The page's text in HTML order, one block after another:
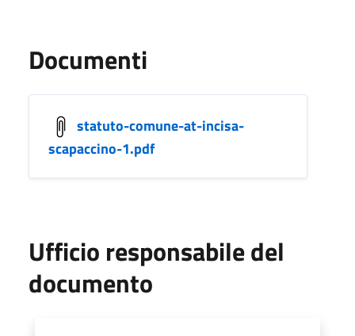
Documenti
statuto-comune-at-incisa-
scapaccino-1.pdf
Ufficio responsabile del
documento